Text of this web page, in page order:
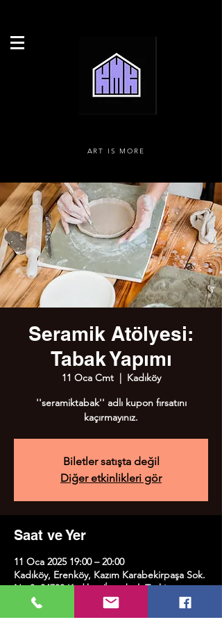
ART IS MORE
Seramik Atölyesi:
Tabak Yapımı
11 Oca Cmt
  |
Kadıköy
''seramiktabak'' adlı kupon fırsatını
kaçırmayınız.
Biletler satışta değil
Diğer etkinlikleri gör
Saat ve Yer
11 Oca 2025 19:00 – 20:00
Kadıköy, Erenköy, Kazım Karabekirpaşa Sok.
No:8, 34738 Kadıköy/İstanbul, Türkiye